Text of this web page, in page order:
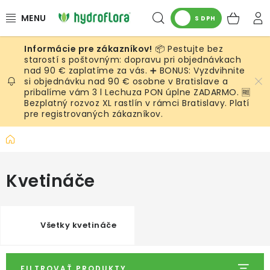
na
Hľadať
S DPH
RASTLINY
UMELÉ RASTLINY
KVETINÁČE
SUBSTRÁTY A PRÍSLUŠENSTVO
SERVIS INTERIÉROVEJ ZELENE
📦 Pestujte bez
starostí s poštovným: dopravu pri objednávkach
nad 90 € zaplatíme za vás. ➕ BONUS: Vyzdvihnite
si objednávku nad 90 € osobne v Bratislave a
pribalíme vám 3 l Lechuza PON úplne ZADARMO. 🆓
Bezplatný rozvoz XL rastlín v rámci Bratislavy. Platí
pre registrovaných zákazníkov.
Domov
Kvetináče
Všetky kvetináče